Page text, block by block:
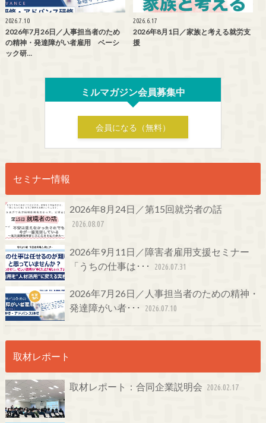
2026.7.10
2026年7月26日／人事担当者のため
の精神・発達障がい者雇用 ベーシ
ック研…
2026.6.17
2026年8月1日／家族と考える就労支
援
ミルマガジン会員募集中
会員になる（無料）
セミナー情報
2026年8月24日／第15回就労者の話
2026.08.07
2026年9月11日／障害者雇用支援セミナー
「うちの仕事は･･･
2026.07.31
2026年7月26日／人事担当者のための精神・
発達障がい者･･･
2026.07.10
取材レポート
取材レポート：合同企業説明会 2026.02.17